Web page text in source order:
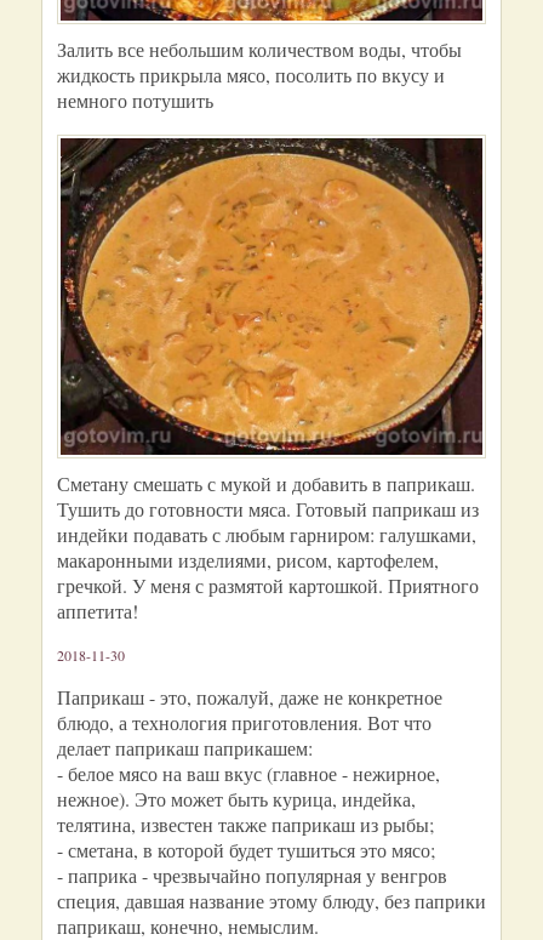
Залить все небольшим количеством воды, чтобы
жидкость прикрыла мясо, посолить по вкусу и
немного потушить
Сметану смешать с мукой и добавить в паприкаш.
Тушить до готовности мяса. Готовый паприкаш из
индейки подавать с любым гарниром: галушками,
макаронными изделиями, рисом, картофелем,
гречкой. У меня с размятой картошкой. Приятного
аппетита!
2018-11-30
Паприкаш - это, пожалуй, даже не конкретное
блюдо, а технология приготовления. Вот что
делает паприкаш паприкашем:
- белое мясо на ваш вкус (главное - нежирное,
нежное). Это может быть курица, индейка,
телятина, известен также паприкаш из рыбы;
- сметана, в которой будет тушиться это мясо;
- паприка - чрезвычайно популярная у венгров
специя, давшая название этому блюду, без паприки
паприкаш, конечно, немыслим.